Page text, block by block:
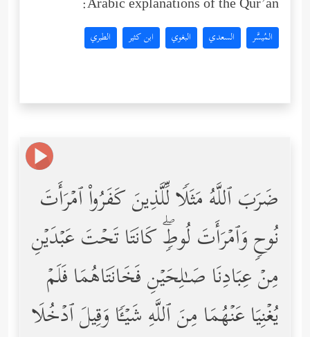
Arabic explanations of the Qur’an:
المُيسَّر السعدي البغوي ابن كثير الطبري
ضَرَبَ ٱللَّهُ مَثَلࣰا لِّلَّذِینَ كَفَرُواْ ٱمۡرَأَتَ
نُوحࣲ وَٱمۡرَأَتَ لُوطࣲۖ كَانَتَا تَحۡتَ عَبۡدَیۡنِ
مِنۡ عِبَادِنَا صَـٰلِحَیۡنِ فَخَانَتَاهُمَا فَلَمۡ
یُغۡنِیَا عَنۡهُمَا مِنَ ٱللَّهِ شَیۡـࣰٔا وَقِیلَ ٱدۡخُلَا